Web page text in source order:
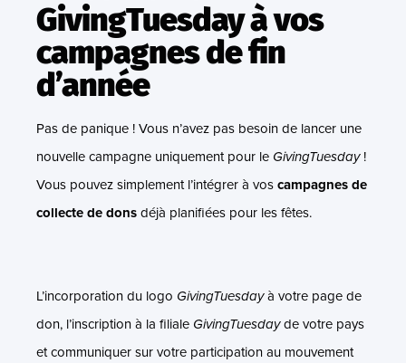
GivingTuesday à vos
campagnes de fin
d’année
Pas de panique ! Vous n’avez pas besoin de lancer une
nouvelle campagne uniquement pour le GivingTuesday!
Vous pouvez simplement l’intégrer à voscampagnes de
collecte de donsdéjà planifiées pour les fêtes.
L’incorporation du logo GivingTuesdayà votre page de
don, l’inscription à la filiale GivingTuesdayde votre pays
et communiquer sur votre participation au mouvement